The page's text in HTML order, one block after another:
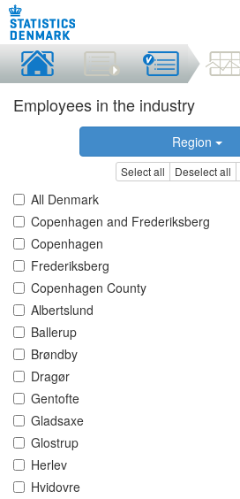
Employees in the industry
Region
Select all Deselect all
All Denmark
Copenhagen and Frederiksberg
Copenhagen
Frederiksberg
Copenhagen County
Albertslund
Ballerup
Brøndby
Dragør
Gentofte
Gladsaxe
Glostrup
Herlev
Hvidovre